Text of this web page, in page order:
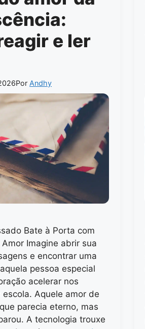
e ler
Por Andhy
Bate à Porta com
Imagine abrir sua
e encontrar uma
pessoa especial
acelerar nos
Aquele amor de
parecia eterno, mas
A tecnologia trouxe